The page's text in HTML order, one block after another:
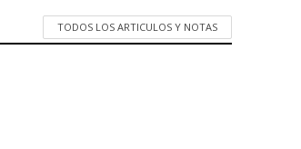
TODOS LOS ARTICULOS Y NOTAS